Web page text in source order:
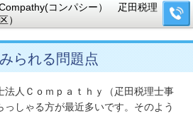
コンパシー） 疋田税理
）
られる問題点
法人Ｃｏｍｐａｔｈｙ（疋田税理士事
しゃる方が最近多いです。そのよう